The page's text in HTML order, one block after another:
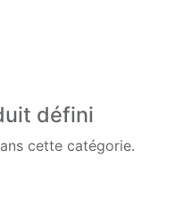
défini
cette catégorie.